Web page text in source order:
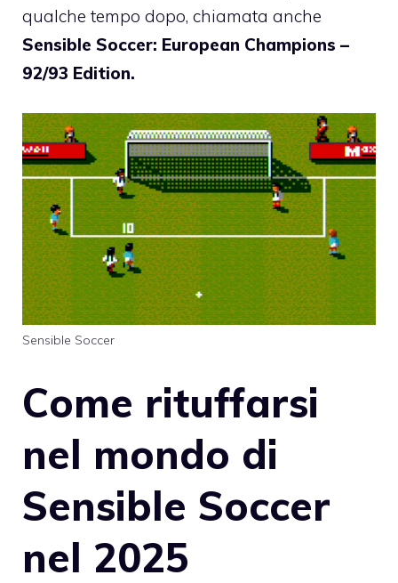
qualche tempo dopo, chiamata anche
Sensible Soccer: European Champions –
92/93 Edition.
Sensible Soccer
Come rituffarsi
nel mondo di
Sensible Soccer
nel 2025